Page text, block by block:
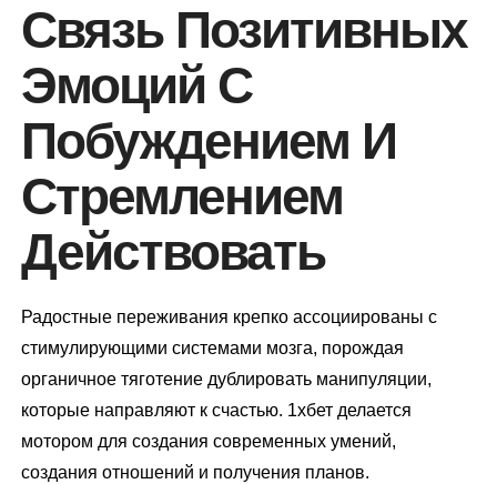
Связь Позитивных
Эмоций С
Побуждением И
Стремлением
Действовать
Радостные переживания крепко ассоциированы с
стимулирующими системами мозга, порождая
органичное тяготение дублировать манипуляции,
которые направляют к счастью. 1хбет делается
мотором для создания современных умений,
создания отношений и получения планов.